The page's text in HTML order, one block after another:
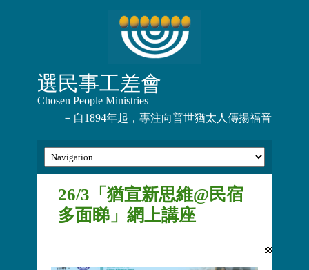
選民事工差會
Chosen People Ministries
－自1894年起，專注向普世猶太人傳揚福音
26/3「猶宣新思維@民宿
多面睇」網上講座